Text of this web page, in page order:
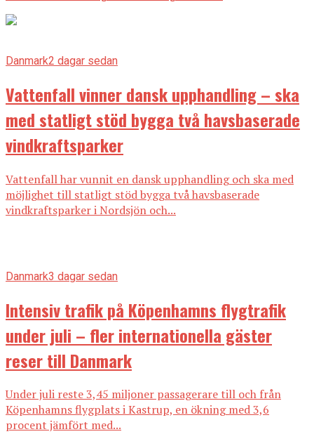
Danmark2 dagar sedan
Vattenfall vinner dansk upphandling – ska
med statligt stöd bygga två havsbaserade
vindkraftsparker
Vattenfall har vunnit en dansk upphandling och ska med
möjlighet till statligt stöd bygga två havsbaserade
vindkraftsparker i Nordsjön och...
Danmark3 dagar sedan
Intensiv trafik på Köpenhamns flygtrafik
under juli – fler internationella gäster
reser till Danmark
Under juli reste 3,45 miljoner passagerare till och från
Köpenhamns flygplats i Kastrup, en ökning med 3,6
procent jämfört med...